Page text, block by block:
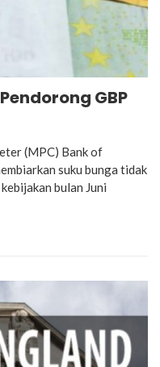
GBP
(MPC) Bank of
suku bunga tidak
bulan Juni